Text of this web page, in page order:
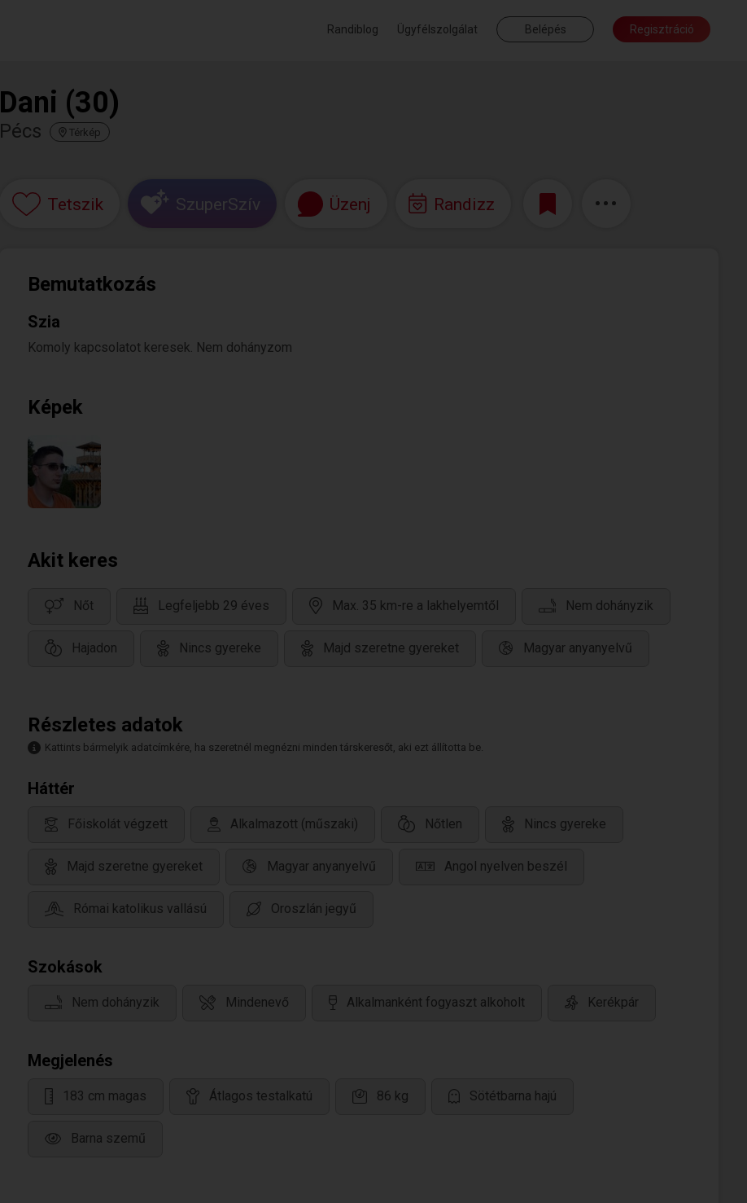
Randiblog Ügyfélszolgálat Belépés Regisztráció
Dani (30)
Pécs Térkép
Tetszik SzuperSzív Üzenj Randizz
Bemutatkozás
Szia
Komoly kapcsolatot keresek. Nem dohányzom
Képek
Akit keres
Nőt Legfeljebb 29 éves Max. 35 km-re a lakhelyemtől Nem dohányzik
Hajadon Nincs gyereke Majd szeretne gyereket Magyar anyanyelvű
Részletes adatok
Kattints bármelyik adatcímkére, ha szeretnél megnézni minden társkeresőt, aki ezt állította be.
Háttér
Főiskolát végzett Alkalmazott (műszaki) Nőtlen Nincs gyereke
Majd szeretne gyereket Magyar anyanyelvű Angol nyelven beszél
Római katolikus vallású Oroszlán jegyű
Szokások
Nem dohányzik Mindenevő Alkalmanként fogyaszt alkoholt Kerékpár
Megjelenés
183 cm magas Átlagos testalkatú 86 kg Sötétbarna hajú
Barna szemű